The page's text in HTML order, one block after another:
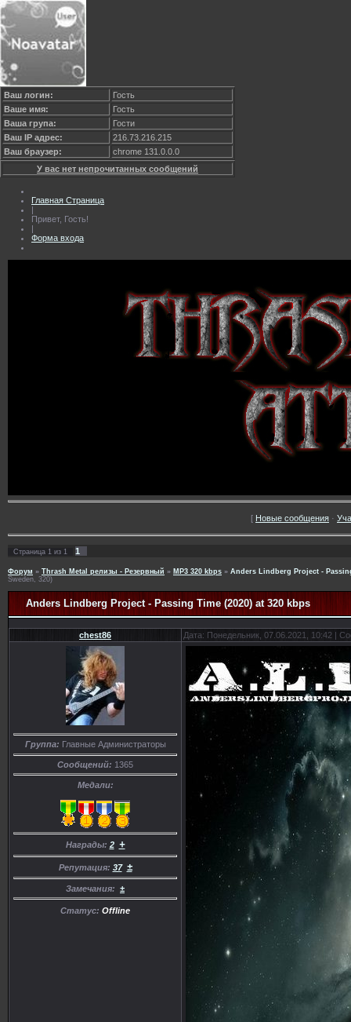
Ваш логин:
Гость
Ваше имя:
Гость
Ваша група:
Гости
Ваш IP адрес:
216.73.216.215
Ваш браузер:
chrome 131.0.0.0
У вас нет непрочитанных сообщений
Главная Страница
|
Привет, Гость!
|
Форма входа
[ Новые сообщения ·
Страница 1 из 1 1
Форум » Thrash Metal релизы - Резервный » MP3 320 kbps » Anders Lindberg Project -
Sweden, 320)
Anders Lindberg Project - Passing Time (2020) at 320 kbps
chest86 Дата: Понедельник, 07.06.2021, 10:42 |
Группа: Главные Администраторы
Сообщений: 1365
Медали:
Награды: 2 +
Репутация: 37 ±
Замечания: ±
Статус: Offline